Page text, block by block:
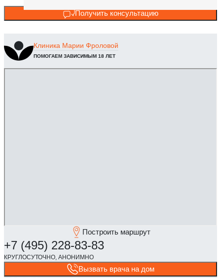
Получить консультацию
Клиника Марии Фроловой
ПОМОГАЕМ ЗАВИСИМЫМ 18 ЛЕТ
Построить маршрут
Вызвать врача на дом